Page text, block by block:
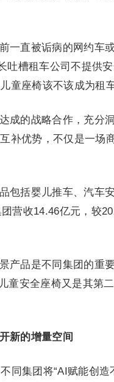
一直被诟病的网约车
吐槽租车公司不提供
童座椅该不该成为租
成的战略合作，充分
补优势，不仅是一场
包括婴儿推车、汽车
营收14.46亿元，较
产品是不同集团的重
童安全座椅又是其第
新的增量空间
同集团将“AI赋能创造